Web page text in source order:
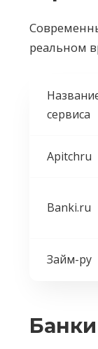
реальном
сервиса
Apitchru
Banki.ru
Займ-ру